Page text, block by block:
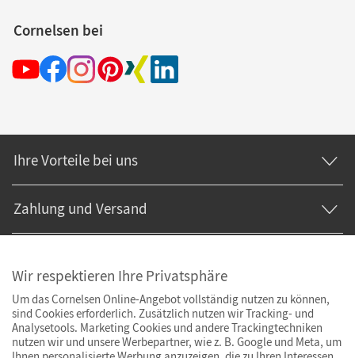
Cornelsen bei
Ihre Vorteile bei uns
Zahlung und Versand
Wir respektieren Ihre Privatsphäre
Um das Cornelsen Online-Angebot vollständig nutzen zu können,
sind Cookies erforderlich. Zusätzlich nutzen wir Tracking- und
Analysetools. Marketing Cookies und andere Trackingtechniken
nutzen wir und unsere Werbepartner, wie z. B. Google und Meta, um